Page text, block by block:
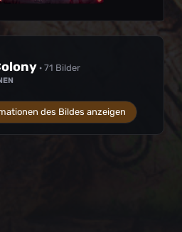
· 71 Bilder
des Bildes anzeigen